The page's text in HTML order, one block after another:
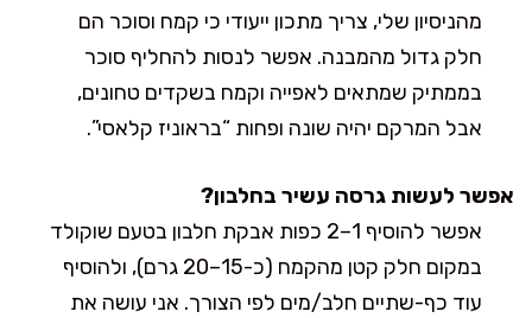
מהניסיון שלי, צריך מתכון ייעודי כי קמח וסוכר הם
חלק גדול מהמבנה. אפשר לנסות להחליף סוכר
בממתיק שמתאים לאפייה וקמח בשקדים טחונים,
אבל המרקם יהיה שונה ופחות “בראוניז קלאסי”.
אפשר לעשות גרסה עשיר בחלבון?
אפשר להוסיף 1–2 כפות אבקת חלבון בטעם שוקולד
במקום חלק קטן מהקמח (כ-15–20 גרם), ולהוסיף
עוד כף-שתיים חלב/מים לפי הצורך. אני עושה את